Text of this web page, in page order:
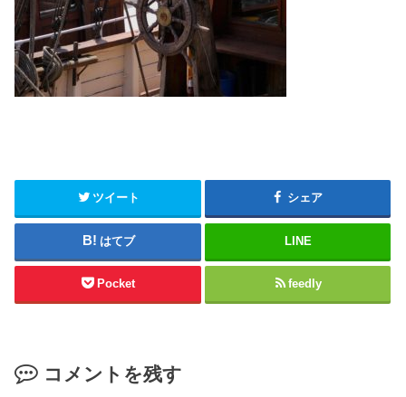
ツイート シェア
はてブ LINE
Pocket feedly
コメントを残す